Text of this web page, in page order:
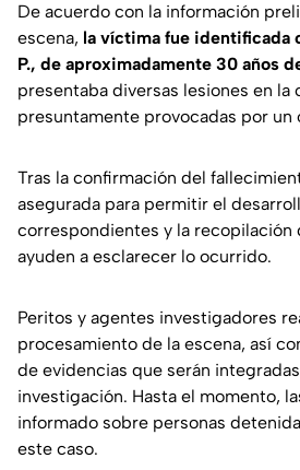
De acuerdo con la información
escena, la víctima fue identificada
P., de aproximadamente 30 años
presentaba diversas lesiones en la
presuntamente provocadas por
Tras la confirmación del
asegurada para permitir el
correspondientes y la recopilación
ayuden a esclarecer lo ocurrido.
Peritos y agentes investigadores
procesamiento de la escena, así
de evidencias que serán
investigación. Hasta el momento,
informado sobre personas
este caso.